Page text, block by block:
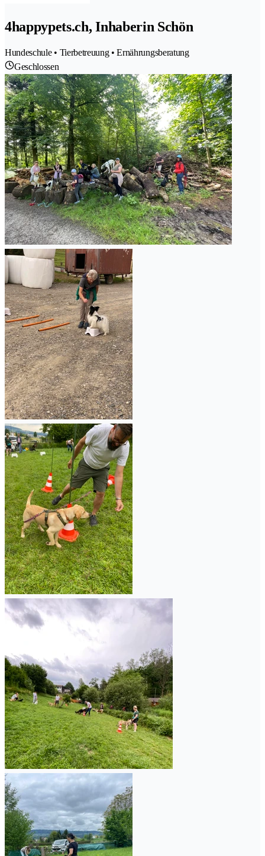
4happypets.ch, Inhaberin Schön
Hundeschule • Tierbetreuung • Ernährungsberatung
Geschlossen